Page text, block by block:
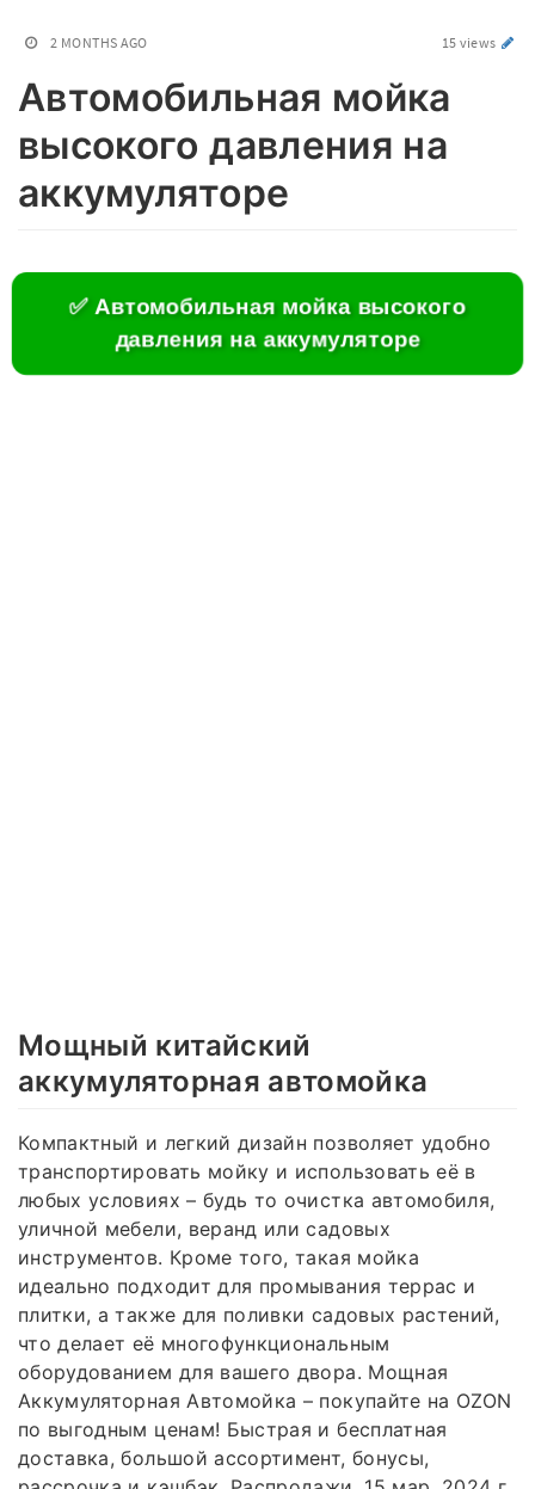
2 MONTHS AGO 15 views
Автомобильная мойка
высокого давления на
аккумуляторе
✅ Автомобильная мойка высокого
давления на аккумуляторе
Мощный китайский
аккумуляторная автомойка
Компактный и легкий дизайн позволяет удобно
транспортировать мойку и использовать её в
любых условиях – будь то очистка автомобиля,
уличной мебели, веранд или садовых
инструментов. Кроме того, такая мойка
идеально подходит для промывания террас и
плитки, а также для поливки садовых растений,
что делает её многофункциональным
оборудованием для вашего двора. Мощная
Аккумуляторная Автомойка – покупайте на OZON
по выгодным ценам! Быстрая и бесплатная
доставка, большой ассортимент, бонусы,